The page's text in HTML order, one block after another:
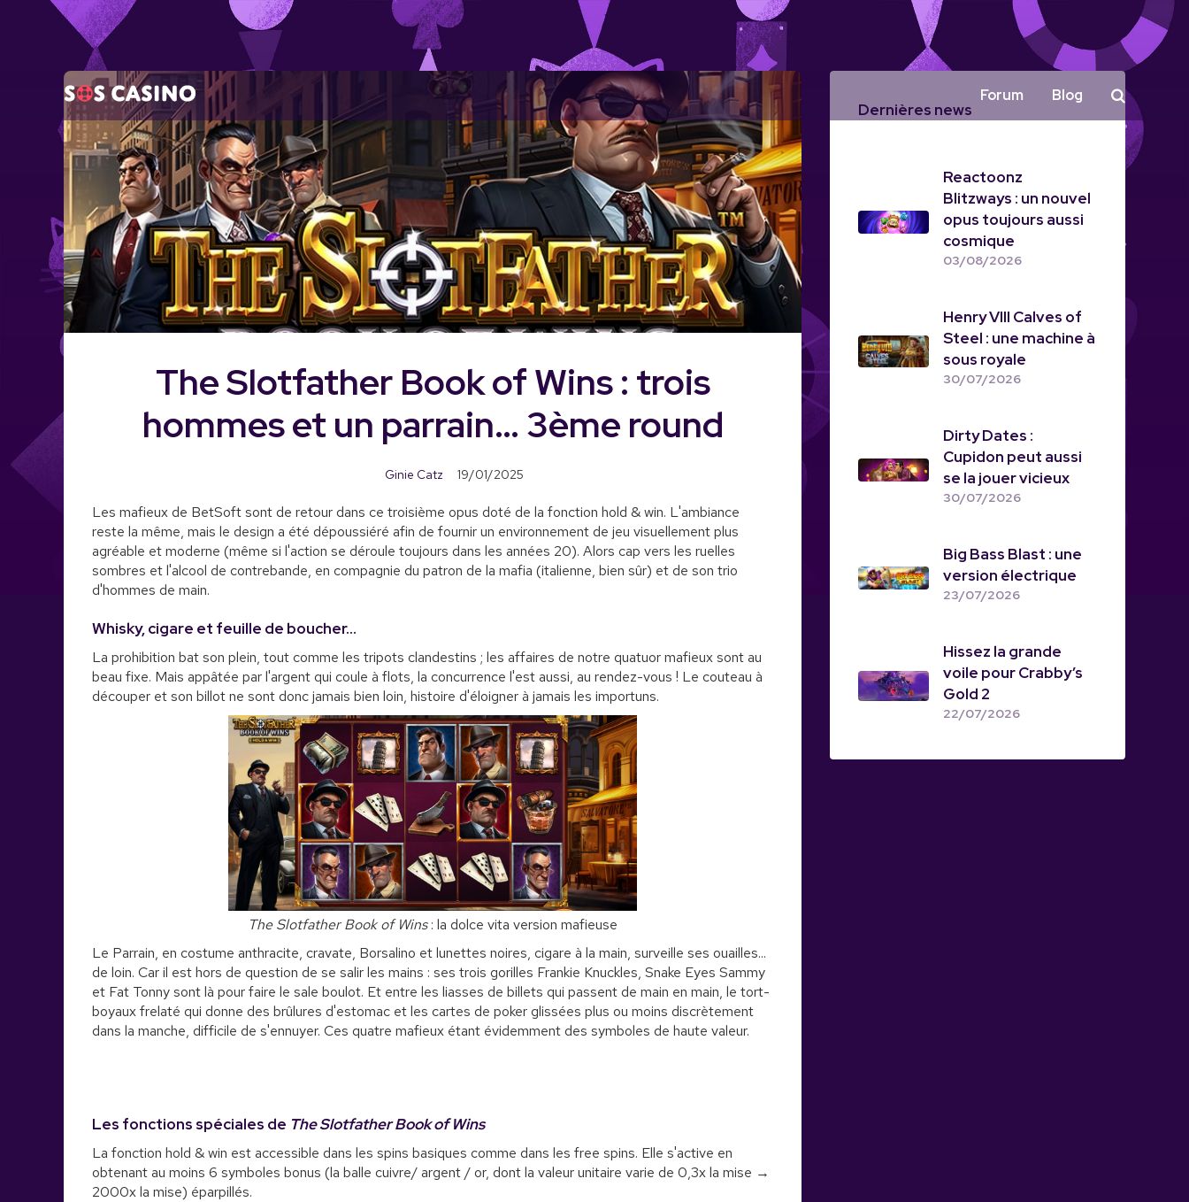
Forum Blog
The Slotfather Book of Wins : trois
hommes et un parrain… 3ème round
Ginie Catz 19/01/2025
Les mafieux de BetSoft sont de retour dans ce troisième opus doté de la fonction hold & win. L'ambiance
reste la même, mais le design a été dépoussiéré afin de fournir un environnement de jeu visuellement plus
agréable et moderne (même si l'action se déroule toujours dans les années 20). Alors cap vers les ruelles
sombres et l'alcool de contrebande, en compagnie du patron de la mafia (italienne, bien sûr) et de son trio
d'hommes de main.
Whisky, cigare et feuille de boucher...
La prohibition bat son plein, tout comme les tripots clandestins ; les affaires de notre quatuor mafieux sont au
beau fixe. Mais appâtée par l'argent qui coule à flots, la concurrence l'est aussi, au rendez-vous ! Le couteau à
découper et son billot ne sont donc jamais bien loin, histoire d'éloigner à jamais les importuns.
The Slotfather Book of Wins: la dolce vita version mafieuse
Le Parrain, en costume anthracite, cravate, Borsalino et lunettes noires, cigare à la main, surveille ses ouailles...
de loin. Car il est hors de question de se salir les mains : ses trois gorilles Frankie Knuckles, Snake Eyes Sammy
et Fat Tonny sont là pour faire le sale boulot. Et entre les liasses de billets qui passent de main en main, le tort-
boyaux frelaté qui donne des brûlures d'estomac et les cartes de poker glissées plus ou moins discrètement
dans la manche, difficile de s'ennuyer. Ces quatre mafieux étant évidemment des symboles de haute valeur.
Les fonctions spéciales de The Slotfather Book of Wins
La fonction hold & win est accessible dans les spins basiques comme dans les free spins. Elle s'active en
obtenant au moins 6 symboles bonus (la balle cuivre/ argent / or, dont la valeur unitaire varie de 0,3x la mise →
2000x la mise) éparpillés.
Dernières news
Reactoonz
Blitzways : un nouvel
opus toujours aussi
cosmique
03/08/2026
Henry VIII Calves of
Steel : une machine à
sous royale
30/07/2026
Dirty Dates :
Cupidon peut aussi
se la jouer vicieux
30/07/2026
Big Bass Blast : une
version électrique
23/07/2026
Hissez la grande
voile pour Crabby’s
Gold 2
22/07/2026